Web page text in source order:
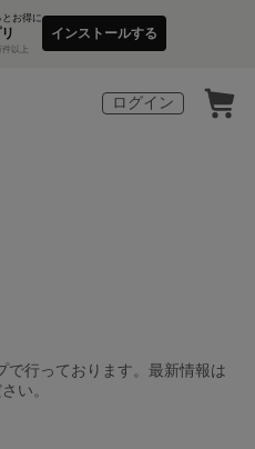
とお得に
件以上
インストールする
ログイン
で行っております。最新情報は
い。